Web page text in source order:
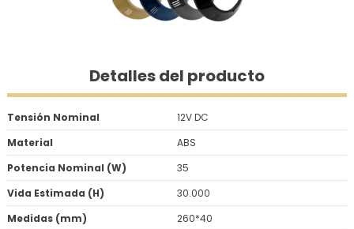
Detalles del producto
Tensión Nominal
12V DC
Material
ABS
Potencia Nominal (W)
35
Vida Estimada (H)
30.000
Medidas (mm)
260*40